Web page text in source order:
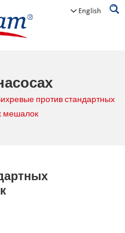
English
против стандартных
мешалок